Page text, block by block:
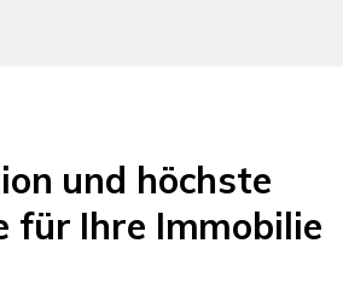
und höchste
für Ihre Immobilie